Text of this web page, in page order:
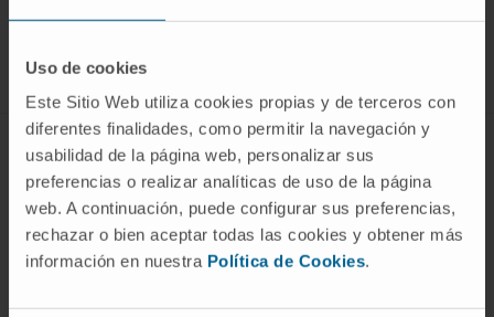
Uso de cookies
Este Sitio Web utiliza cookies propias y de terceros con
diferentes finalidades, como permitir la navegación y
usabilidad de la página web, personalizar sus
preferencias o realizar analíticas de uso de la página
web. A continuación, puede configurar sus preferencias,
rechazar o bien aceptar todas las cookies y obtener más
información en nuestra Política de Cookies.
ABOUT CIMA
Who we are
Research Center of the Clinica
Campus of the Universidad de Navarra